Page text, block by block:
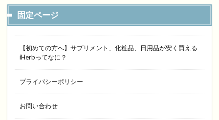
固定ページ
【初めての方へ】サプリメント、化粧品、日用品が安く買える
iHerbってなに？
プライバシーポリシー
お問い合わせ